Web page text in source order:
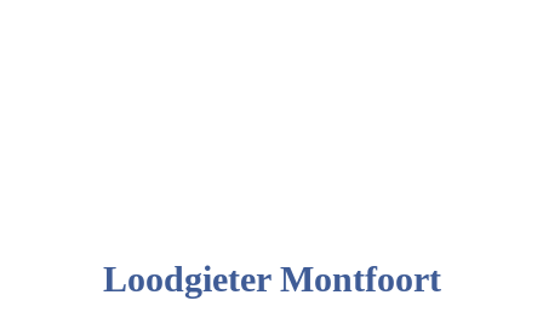
Loodgieter Montfoort